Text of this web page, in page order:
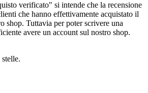
verificato" si intende che la recensione
che hanno effettivamente acquistato il
shop. Tuttavia per poter scrivere una
avere un account sul nostro shop.